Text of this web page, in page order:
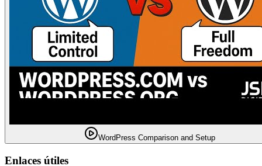
WordPress Comparison and Setup
Enlaces útiles